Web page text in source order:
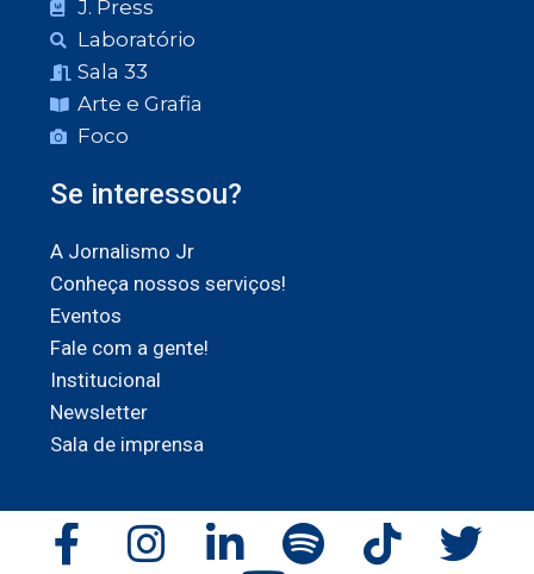
J. Press
Laboratório
Sala 33
Arte e Grafia
Foco
Se interessou?
A Jornalismo Jr
Conheça nossos serviços!
Eventos
Fale com a gente!
Institucional
Newsletter
Sala de imprensa